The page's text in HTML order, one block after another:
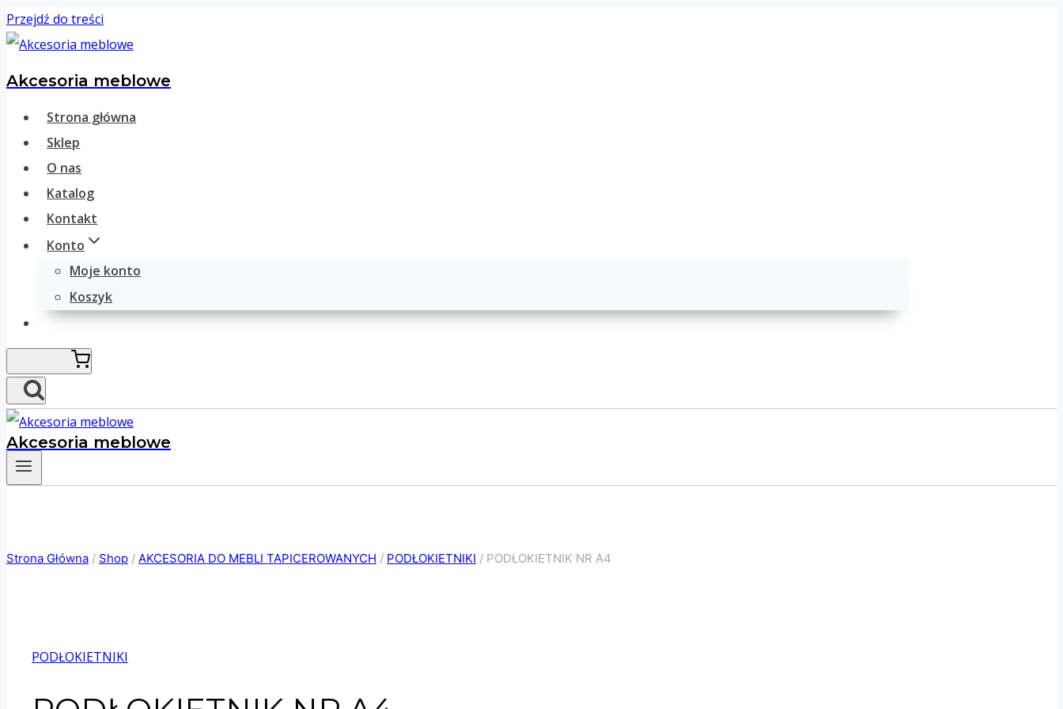
Przejdź do treści
Akcesoria meblowe
Strona główna
Sklep
O nas
Katalog
Kontakt
Konto
Moje konto
Koszyk
Akcesoria meblowe
Strona Główna / Shop / AKCESORIA DO MEBLI TAPICEROWANYCH / PODŁOKIETNIKI / PODŁOKIETNIK NR A4
PODŁOKIETNIKI